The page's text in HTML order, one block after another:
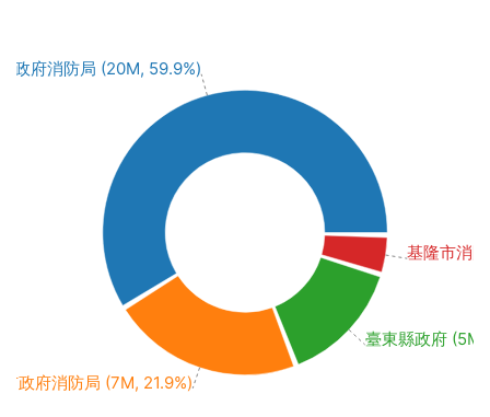
政府消防局 (20M, 59.9%)
政府消防局 (7M, 21.9%)
臺東縣政府 (5M,
基隆市消